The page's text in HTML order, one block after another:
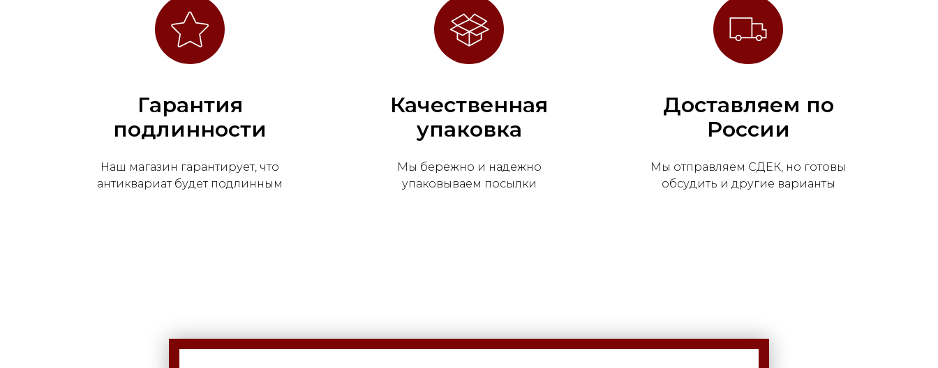
Гарантия
подлинности
Наш магазин гарантирует, что
антиквариат будет подлинным
Качественная
упаковка
Мы бережно и надежно
упаковываем посылки
Доставляем по
России
Мы отправляем СДЕК, но готовы
обсудить и другие варианты